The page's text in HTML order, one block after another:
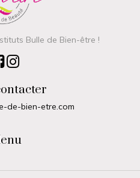
Bulle de Bien-être !
de-bien-etre.com